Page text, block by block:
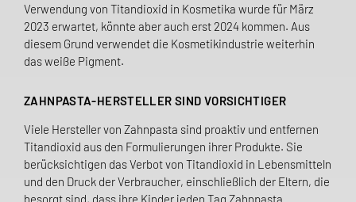
Verwendung von Titandioxid in Kosmetika wurde für März
2023 erwartet, könnte aber auch erst 2024 kommen. Aus
diesem Grund verwendet die Kosmetikindustrie weiterhin
das weiße Pigment.
ZAHNPASTA-HERSTELLER SIND VORSICHTIGER
Viele Hersteller von Zahnpasta sind proaktiv und entfernen
Titandioxid aus den Formulierungen ihrer Produkte. Sie
berücksichtigen das Verbot von Titandioxid in Lebensmitteln
und den Druck der Verbraucher, einschließlich der Eltern, die
besorgt sind, dass ihre Kinder jeden Tag Zahnpasta